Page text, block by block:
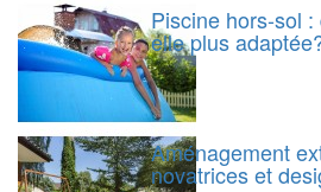
Piscine hors-sol
elle plus
Aménagement
novatrices et